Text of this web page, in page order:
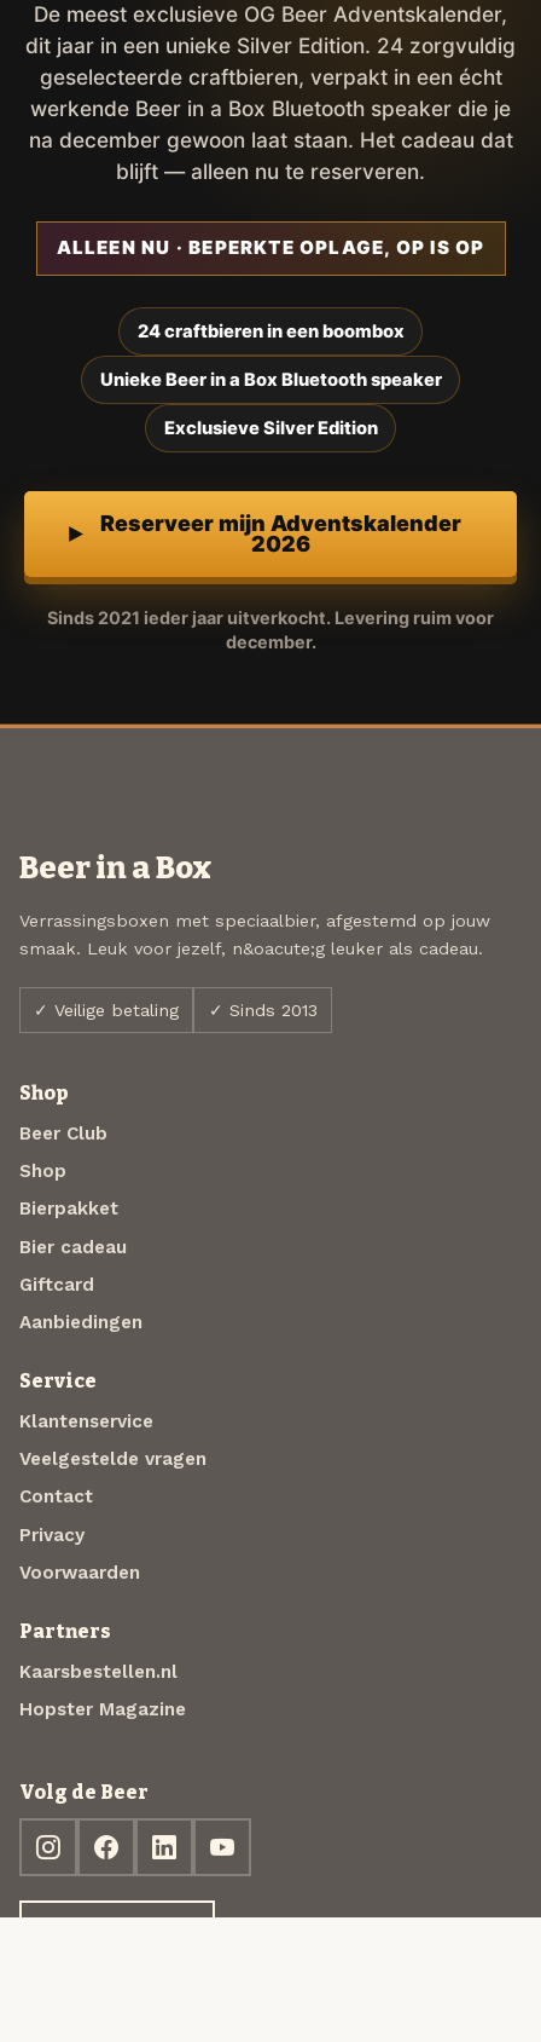
De meest exclusieve OG Beer Adventskalender,
dit jaar in een unieke Silver Edition. 24 zorgvuldig
geselecteerde craftbieren, verpakt in een écht
werkende Beer in a Box Bluetooth speaker die je
na december gewoon laat staan. Het cadeau dat
blijft — alleen nu te reserveren.
ALLEEN NU · BEPERKTE OPLAGE, OP IS OP
24 craftbieren in een boombox
Unieke Beer in a Box Bluetooth speaker
Exclusieve Silver Edition
Reserveer mijn Adventskalender
2026
Sinds 2021 ieder jaar uitverkocht. Levering ruim voor
december.
Beer in a Box
Verrassingsboxen met speciaalbier, afgestemd op jouw
smaak. Leuk voor jezelf, n&oacute;g leuker als cadeau.
✓ Veilige betaling ✓ Sinds 2013
Shop
Beer Club
Shop
Bierpakket
Bier cadeau
Giftcard
Aanbiedingen
Service
Klantenservice
Veelgestelde vragen
Contact
Privacy
Voorwaarden
Partners
Kaarsbestellen.nl
Hopster Magazine
Volg de Beer